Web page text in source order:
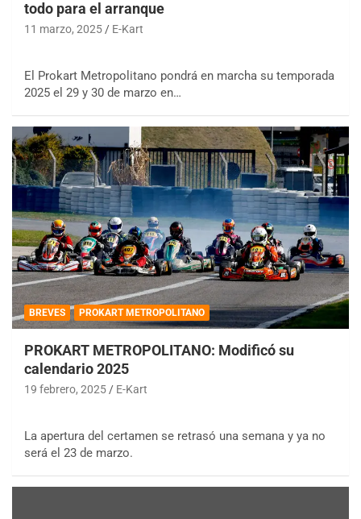
todo para el arranque
11 marzo, 2025 E-Kart
El Prokart Metropolitano pondrá en marcha su temporada
2025 el 29 y 30 de marzo en…
BREVES PROKART METROPOLITANO
PROKART METROPOLITANO: Modificó su
calendario 2025
19 febrero, 2025 E-Kart
La apertura del certamen se retrasó una semana y ya no
será el 23 de marzo.